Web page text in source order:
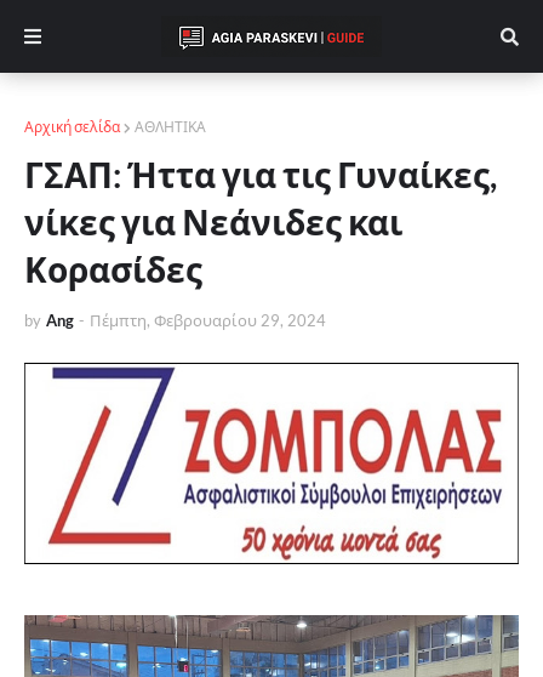
Αρχική σελίδα ΑΘΛΗΤΙΚΑ
ΓΣΑΠ: Ήττα για τις Γυναίκες,
νίκες για Νεάνιδες και
Κορασίδες
by Ang - Πέμπτη, Φεβρουαρίου 29, 2024